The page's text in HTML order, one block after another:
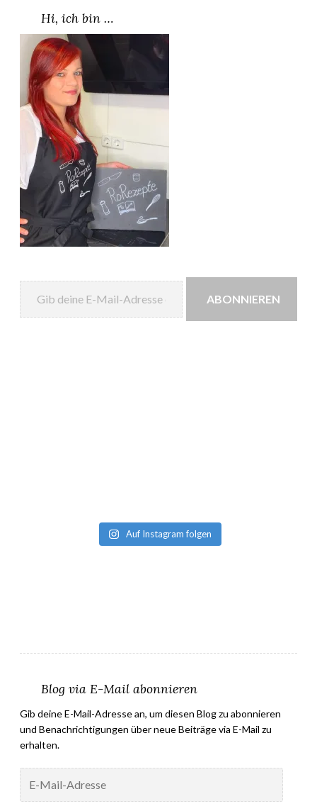
Hi, ich bin …
Gib deine E-Mail-Adresse ein ...
ABONNIEREN
Auf Instagram folgen
Blog via E-Mail abonnieren
Gib deine E-Mail-Adresse an, um diesen Blog zu abonnieren
und Benachrichtigungen über neue Beiträge via E-Mail zu
erhalten.
Mail-
Adresse